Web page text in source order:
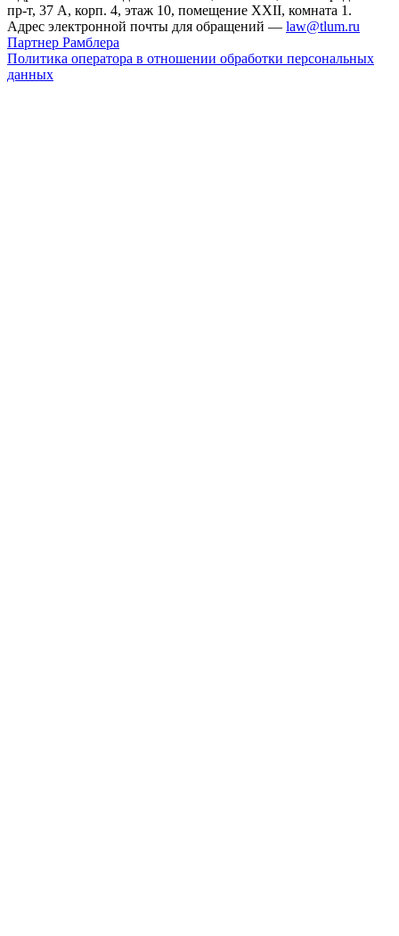
пр-т, 37 А, корп. 4, этаж 10, помещение XXII, комната 1.
Адрес электронной почты для обращений — law@tlum.ru
Партнер Рамблера
Политика оператора в отношении обработки персональных
данных